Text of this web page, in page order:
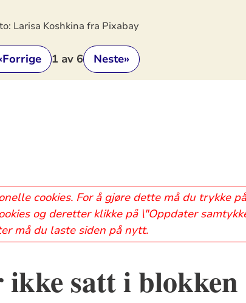
Larisa Koshkina fra Pixabay
Forrige 1 av 6 Neste»
cookies. For å gjøre dette må du trykke
og deretter klikke på \"Oppdater
må du laste siden på nytt.
satt i blokken